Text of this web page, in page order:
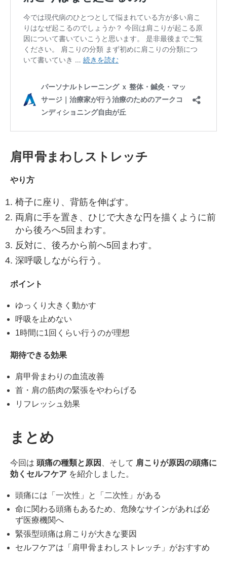
肩甲骨まわしストレッチ
やり方
椅子に座り、背筋を伸ばす。
両肩に手を置き、ひじで大きな円を描くように前
から後ろへ5回まわす。
反対に、後ろから前へ5回まわす。
深呼吸しながら行う。
ポイント
ゆっくり大きく動かす
呼吸を止めない
1時間に1回くらい行うのが理想
期待できる効果
肩甲骨まわりの血流改善
首・肩の筋肉の緊張をやわらげる
リフレッシュ効果
まとめ
今回は 頭痛の種類と原因 、そして 肩こりが原因の頭痛に
効くセルフケア を紹介しました。
頭痛には「一次性」と「二次性」がある
命に関わる頭痛もあるため、危険なサインがあれば必
ず医療機関へ
緊張型頭痛は肩こりが大きな要因
セルフケアは「肩甲骨まわしストレッチ」がおすすめ